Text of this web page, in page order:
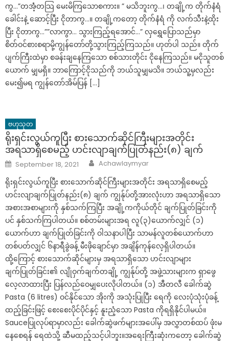
ကွ…”တအံံ့တသြ မေးမိကြသောစကား။ ” မသိဘူးကွ…၊ တချို့က တိုက်နံရံ
ခေါင်းနဲ့ ဆောင့်ပြီး ငိုတာကွ…။ တချို့ကတော့ တိုက်နံရံ ကို လက်သီးနဲ့ထိုး
ပြီး ငိုတာကွ…””လာကွာ… သွားကြည့်ရအောင်…” လှရွှေပြောသည်မှာ
စိတ်ဝင်စားစရာမို့ကျွန်တော်တို့သွားကြည့်ကြသည်။ ဟုတ်ပါ သည်။ တိုက်
ပျက်ကြီးထဲမှာ စခန်းချနေကြသော စစ်သားတိုင်း ငိုနေကြသည်။ မငိုသူတစ်
ယောက် မျှမရှိ။ ဘာကြောင့်ငိုသည်ကို ဘယ်သူမျှမသိ။ ဘယ်သူ့မှလည်း
မေး၍မရ ကျွန်တော်အိမ်ပြန် […]
ဗဟုသုတ
ရိုးရှင်းလွယ်ကူပြီး စားသောက်ဆိုင်ကြီးများအတိုင်း
အရသာရှိစေမည့် ဟင်းလျာချက်ပြုတ်နည်း(၈) ချက်
Posted
on
September 18, 2021 Author
Achawlaymyar
ရိုးရှင်းလွယ်ကူပြီး စားသောက်ဆိုင်ကြီးများအတိုင်း အရသာရှိစေမည့်
ဟင်းလျာချက်ပြုတ်နည်း(၈) ချက် ကျွန်ုပ်တို့အားလုံးဟာ အရသာရှိသော
အစားအစာများကို နှစ်သက်ကြပြီး အချို့ကကိုယ်တိုင် ချက်ပြုတ်ခြင်းကို
ပင် နှစ်သက်ကြပါတယ်။ စစ်တမ်းများအရ လူ(၃)ယောက်လျှင် (၁)
ယောက်ဟာ ချက်ပြုတ်ခြင်းကို ဝါသနာပါပြီး သာမန်လူတစ်ယောက်ဟာ
တစ်ပတ်လျှင် ၆နာရီခွဲခန့် မီးဖိုချောင်မှာ အချိန်ကုန်လေ့ရှိပါတယ်။
ထို့ကြောင့် စားသောက်ဆိုင်များမှ အရသာရှိသော ဟင်းလျာများ
ချက်ပြုတ်ခြင်း၏ လျိုဝှက်ချက်တချို့ ကျွန်ုပ်တို့ အဖွဲ့သားများက ရှာဖွေ
လေ့လာထားပြီး ပြန်လည်ဝေမျှပေးလိုပါတယ်။ (၁) အီတလီ ခေါက်ဆွဲ
Pasta (6 litres) ဝင်နိုင်သော အိုးကို အသုံးပြုပြီး ရေကို လေးပုံသုံးပုံခန့်
ထည့်ခြင်းဖြင့် စေးစေးပိုင်ပိုင်နှင့် နူးညံ့သော Pasta ကိုရရှိနိုင်ပါမယ်။
Sauceပြုလုပ်ရာမှာလည်း ခေါက်ဆွဲဖက်များအပေါ်မှ အလွှာတစ်ထပ် ဖုံးမ
နေစေရန် ရေထဲသို့ ဆီမထည့်သင့်ပါဘူး။အရေးကြီးဆုံးကတော့ ခေါက်ဆွဲ